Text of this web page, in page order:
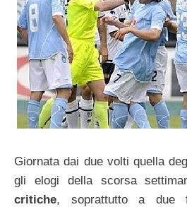
Giornata dai due volti quella
gli elogi della scorsa
critiche, soprattutto a due